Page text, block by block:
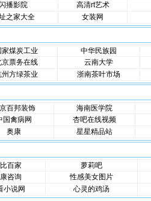
播影院
高清rt艺术
之家大全 女装网
家煤炭工业
中华民族园
京票务在线
云南大学
州方绿茶业 浙南茶叶市场
百邦装饰
海南医学院
国禽病网
杏吧在线视频
奥康 星星精品站
百家
萝莉吧
咨询
性感美女图片
小说网 心灵的鸡汤